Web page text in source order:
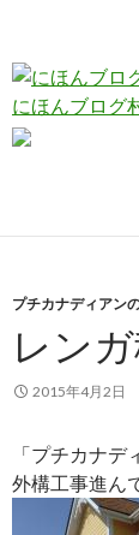
にほんブログ
プチカナディアン
レン
2015年4月2日
「プチカナデ
外構工事進ん